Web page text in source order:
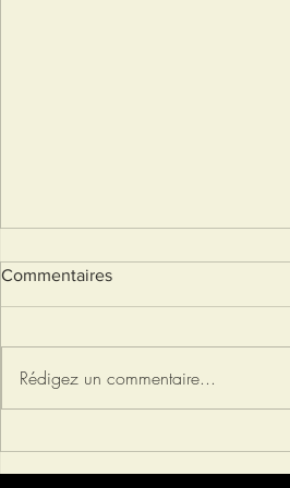
Commentaires
Rédigez un commentaire...